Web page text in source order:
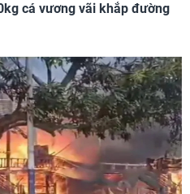
cá vương vãi khắp đường